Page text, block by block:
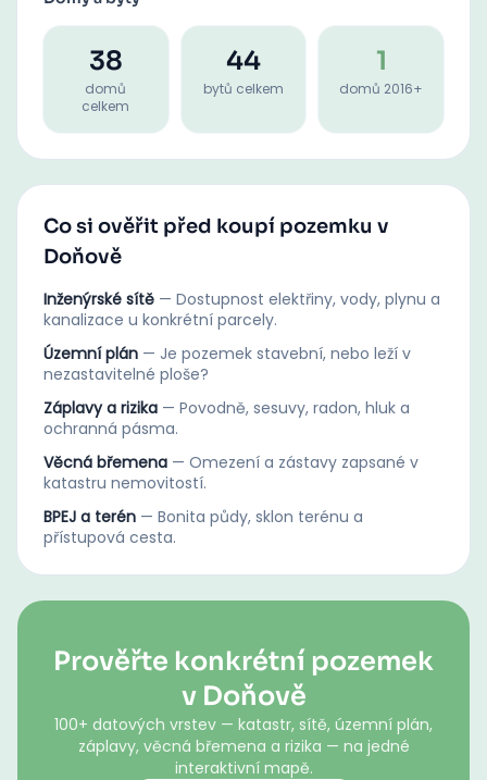
38
domů
celkem
44
bytů celkem
1
domů 2016+
Co si ověřit před koupí pozemku v
Doňově
Inženýrské sítě — Dostupnost elektřiny, vody, plynu a
kanalizace u konkrétní parcely.
Územní plán — Je pozemek stavební, nebo leží v
nezastavitelné ploše?
Záplavy a rizika — Povodně, sesuvy, radon, hluk a
ochranná pásma.
Věcná břemena — Omezení a zástavy zapsané v
katastru nemovitostí.
BPEJ a terén — Bonita půdy, sklon terénu a
přístupová cesta.
Prověřte konkrétní pozemek
v Doňově
100+ datových vrstev — katastr, sítě, územní plán,
záplavy, věcná břemena a rizika — na jedné
interaktivní mapě.